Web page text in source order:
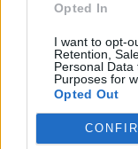
Opted In
I want to opt-
Retention,
Personal
Purposes for
Opted Out
27.07.26
Η αποξένωση της
μοναξιά, αλλά και
πραγματικά να